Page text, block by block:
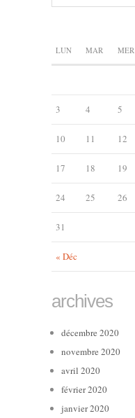
LUN MAR MER
« Déc
3 4 5
10 11 12
17 18 19
24 25 26
31
archives
décembre 2020
novembre 2020
avril 2020
février 2020
janvier 2020